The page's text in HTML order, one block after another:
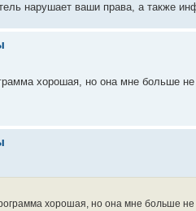
нарушает ваши права, а также
хорошая, но она мне больше не
хорошая, но она мне больше